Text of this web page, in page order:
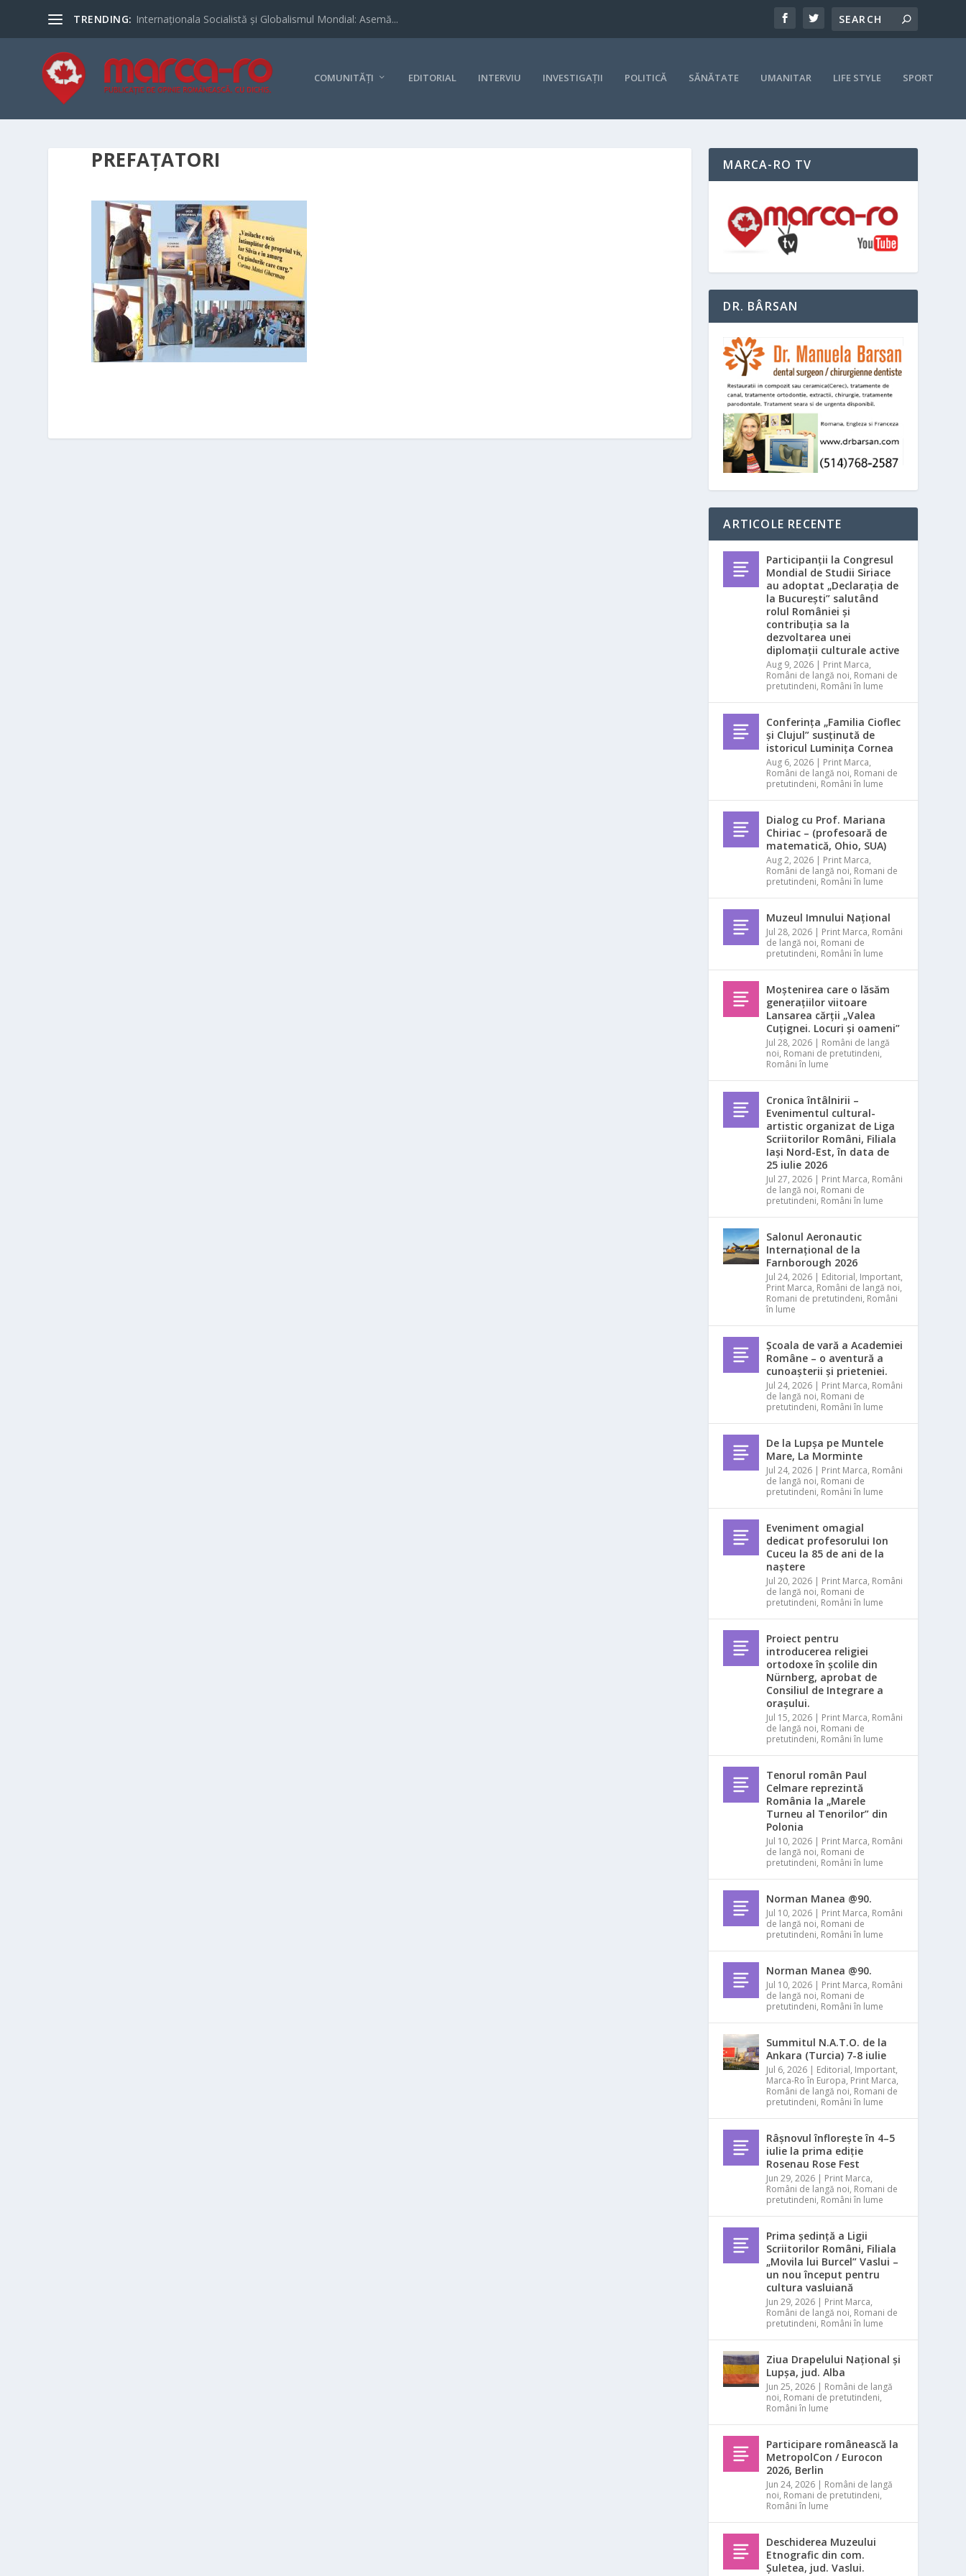
TRENDING: Internaționala Socialistă și Globalismul Mondial: Asemă...
COMUNITĂȚI EDITORIAL INTERVIU INVESTIGAȚII POLITICĂ SĂNĂTATE UMANITAR LIFE STYLE SPORT
PREFAȚATORI MARCA-RO TV
DR. BÂRSAN
ARTICOLE RECENTE
Participanții la Congresul
Mondial de Studii Siriace
au adoptat „Declarația de
la București” salutând
rolul României și
contribuția sa la
dezvoltarea unei
diplomații culturale active
Aug 9, 2026 | Print Marca,
Români de langă noi, Romani de
pretutindeni, Români în lume
Conferința „Familia Cioflec
și Clujul” susținută de
istoricul Luminița Cornea
Aug 6, 2026 | Print Marca,
Români de langă noi, Romani de
pretutindeni, Români în lume
Dialog cu Prof. Mariana
Chiriac – (profesoară de
matematică, Ohio, SUA)
Aug 2, 2026 | Print Marca,
Români de langă noi, Romani de
pretutindeni, Români în lume
Muzeul Imnului Național
Jul 28, 2026 | Print Marca, Români
de langă noi, Romani de
pretutindeni, Români în lume
Moștenirea care o lăsăm
generațiilor viitoare
Lansarea cărții „Valea
Cuțignei. Locuri și oameni”
Jul 28, 2026 | Români de langă
noi, Romani de pretutindeni,
Români în lume
Cronica întâlnirii –
Evenimentul cultural-
artistic organizat de Liga
Scriitorilor Români, Filiala
Iași Nord-Est, în data de
25 iulie 2026
Jul 27, 2026 | Print Marca, Români
de langă noi, Romani de
pretutindeni, Români în lume
Salonul Aeronautic
Internațional de la
Farnborough 2026
Jul 24, 2026 | Editorial, Important,
Print Marca, Români de langă noi,
Romani de pretutindeni, Români
în lume
Școala de vară a Academiei
Române – o aventură a
cunoașterii și prieteniei.
Jul 24, 2026 | Print Marca, Români
de langă noi, Romani de
pretutindeni, Români în lume
De la Lupșa pe Muntele
Mare, La Morminte
Jul 24, 2026 | Print Marca, Români
de langă noi, Romani de
pretutindeni, Români în lume
Eveniment omagial
dedicat profesorului Ion
Cuceu la 85 de ani de la
naștere
Jul 20, 2026 | Print Marca, Români
de langă noi, Romani de
pretutindeni, Români în lume
Proiect pentru
introducerea religiei
ortodoxe în școlile din
Nürnberg, aprobat de
Consiliul de Integrare a
orașului.
Jul 15, 2026 | Print Marca, Români
de langă noi, Romani de
pretutindeni, Români în lume
Tenorul român Paul
Celmare reprezintă
România la „Marele
Turneu al Tenorilor” din
Polonia
Jul 10, 2026 | Print Marca, Români
de langă noi, Romani de
pretutindeni, Români în lume
Norman Manea @90.
Jul 10, 2026 | Print Marca, Români
de langă noi, Romani de
pretutindeni, Români în lume
Norman Manea @90.
Jul 10, 2026 | Print Marca, Români
de langă noi, Romani de
pretutindeni, Români în lume
Summitul N.A.T.O. de la
Ankara (Turcia) 7-8 iulie
Jul 6, 2026 | Editorial, Important,
Marca-Ro în Europa, Print Marca,
Români de langă noi, Romani de
pretutindeni, Români în lume
Râșnovul înflorește în 4–5
iulie la prima ediție
Rosenau Rose Fest
Jun 29, 2026 | Print Marca,
Români de langă noi, Romani de
pretutindeni, Români în lume
Prima ședință a Ligii
Scriitorilor Români, Filiala
„Movila lui Burcel” Vaslui –
un nou început pentru
cultura vasluiană
Jun 29, 2026 | Print Marca,
Români de langă noi, Romani de
pretutindeni, Români în lume
Ziua Drapelului Național și
Lupșa, jud. Alba
Jun 25, 2026 | Români de langă
noi, Romani de pretutindeni,
Români în lume
Participare românească la
MetropolCon / Eurocon
2026, Berlin
Jun 24, 2026 | Români de langă
noi, Romani de pretutindeni,
Români în lume
Deschiderea Muzeului
Etnografic din com.
Șuletea, jud. Vaslui.